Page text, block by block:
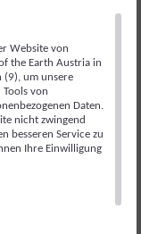
oft auch
über's
Website von
the Earth Austria in
(9), um unsere
von
Daten.
nicht zwingend
besseren Service zu
Ihre Einwilligung